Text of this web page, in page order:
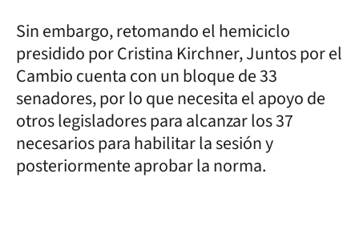
Sin embargo, retomando el hemiciclo
presidido por Cristina Kirchner, Juntos por el
Cambio cuenta con un bloque de 33
senadores, por lo que necesita el apoyo de
otros legisladores para alcanzar los 37
necesarios para habilitar la sesión y
posteriormente aprobar la norma.